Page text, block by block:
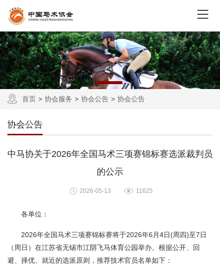
首页 协会服务 协会公告 协会公告
协会公告
中马协关于2026年全国马术三项赛锦标赛选派裁判员
的公示
2026-05-13 11625
各单位：
2026年全国马术三项赛锦标赛将于2026年6月4日(周四)至7日
（周日）在江苏省无锡市江阴飞马体育公园举办。根据公开、回
避、择优、就近的选派原则，推荐技术官员名单如下：